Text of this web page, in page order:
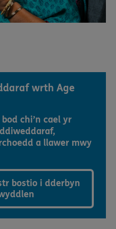
wrth Age
chi’n cael yr
a llawer mwy
bostio i dderbyn